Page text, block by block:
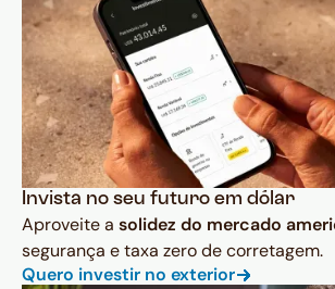
Invista no seu futuro em dólar
Aproveite a solidez do mercado
segurança e taxa zero de corretagem.
Quero investir no exterior